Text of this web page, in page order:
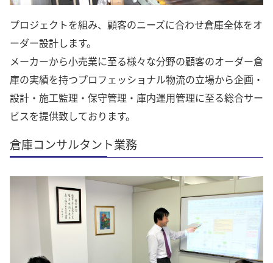
プロジェクトを組み、顧客のニーズに合わせ倉庫全体をオ
ーダー設計します。
メーカーから小売業に至る様々な分野の顧客のオーダー倉
庫の実績を持つプロフェッショナル物流の立場から企画・
設計・施工監理・保守管理・庫内運用管理に至る総合サー
ビスを提供致しております。
倉庫コンサルタント業務